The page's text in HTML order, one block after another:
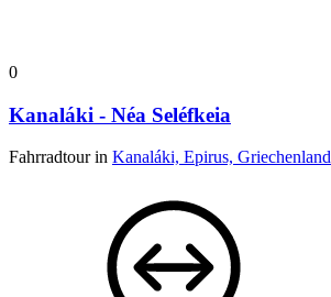
0
Kanaláki - Néa Seléfkeia
Fahrradtour in Kanaláki, Epirus, Griechenland